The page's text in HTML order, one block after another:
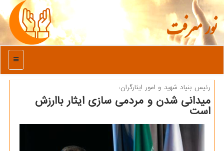
نور معرفت
منو
رئیس بنیاد شهید و امور ایثارگران:
میدانی شدن و مردمی سازی ایثار باارزش
است